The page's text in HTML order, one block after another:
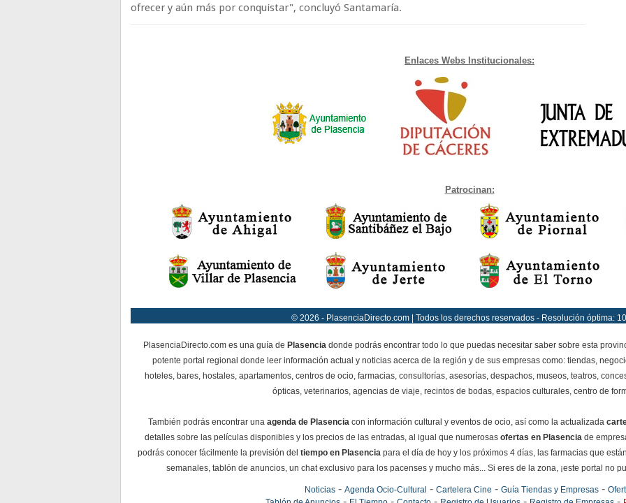
ofrecer y aún más por conquistar", concluyó Santamaría.
Enlaces Webs Institucionales:
Patrocinan:
© 2026 - PlasenciaDirecto.com | Todos los derechos reservados - Resolución óptima:
PlasenciaDirecto.com es una guía de Plasencia donde podrás encontrar todo lo que puedas necesitar saber sobre esta
potente portal regional donde leer información actual y noticias acerca de la región y de sus empresas como: tiendas,
hoteles, bares, hostales, apartamentos, centros de ocio, farmacias, consultorías, asesorías, despachos, museos, teatros,
ópticas, veterinarios, agencias de viaje, recintos de bodas, espacios culturales, centro de
También podrás encontrar una agenda de Plasenciacon información cultural y eventos de ocio, así como la actualizada
detalles sobre las películas disponibles y los precios de las entradas, al igual que numerosas ofertas en Plasencia de
podrás conocer fácilmente la previsión del tiempo en Plasencia para el día de hoy y los próximos 4 días, las farmacias que
semanales, tablón de anuncios, un chat exclusivo para los pacenses y mucho más... Si eres de la zona, ¡este portal no
Noticias- Agenda Ocio-Cultural - Cartelera Cine - Guía Tiendas y Empresas-